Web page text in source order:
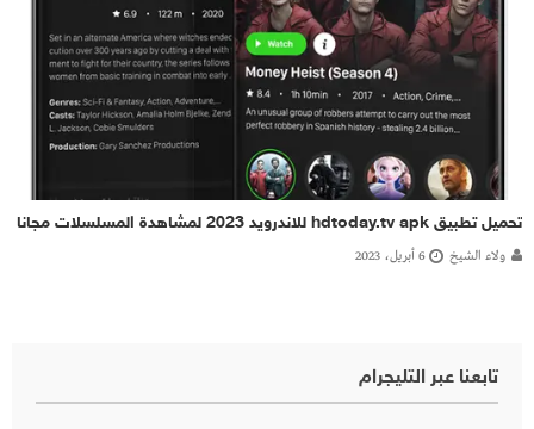
تحميل تطبيق hdtoday.tv apk للاندرويد 2023 لمشاهدة المسلسلات مجانا
ولاء الشيخ 6 أبريل، 2023
تابعنا عبر التليجرام